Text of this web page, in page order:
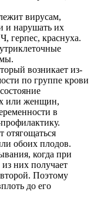
вирусам,
и нарушать их
герпес, краснуха.
возникает из-
по группе крови
или женщин,
в
отягощаться
обоих плодов.
когда при
них получает
Поэтому
до его